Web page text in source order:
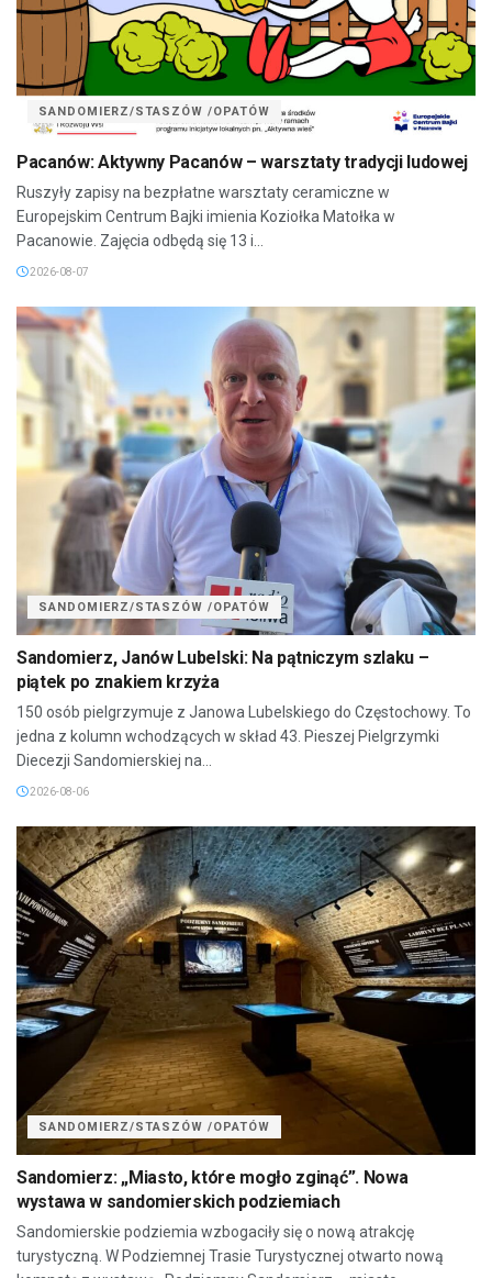
SANDOMIERZ/STASZÓW /OPATÓW
Pacanów: Aktywny Pacanów – warsztaty tradycji ludowej
Ruszyły zapisy na bezpłatne warsztaty ceramiczne w
Europejskim Centrum Bajki imienia Koziołka Matołka w
Pacanowie. Zajęcia odbędą się 13 i...
2026-08-07
SANDOMIERZ/STASZÓW /OPATÓW
Sandomierz, Janów Lubelski: Na pątniczym szlaku –
piątek po znakiem krzyża
150 osób pielgrzymuje z Janowa Lubelskiego do Częstochowy. To
jedna z kolumn wchodzących w skład 43. Pieszej Pielgrzymki
Diecezji Sandomierskiej na...
2026-08-06
SANDOMIERZ/STASZÓW /OPATÓW
Sandomierz: „Miasto, które mogło zginąć”. Nowa
wystawa w sandomierskich podziemiach
Sandomierskie podziemia wzbogaciły się o nową atrakcję
turystyczną. W Podziemnej Trasie Turystycznej otwarto nową